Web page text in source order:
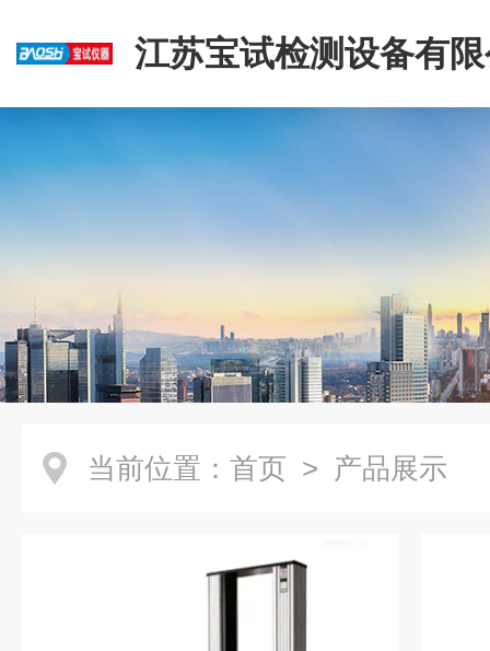
江苏宝试检测设备有
当前位置： 首页 > 产品展示